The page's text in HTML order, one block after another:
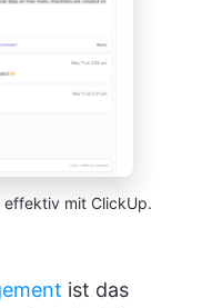
effektiv mit ClickUp.
ist das